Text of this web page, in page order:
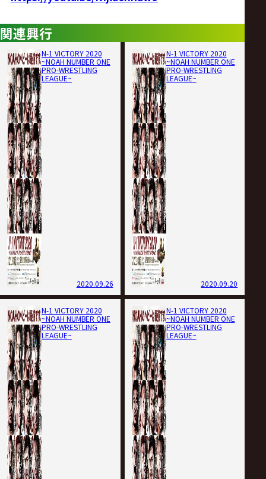
ト
関連興行
N-1 VICTORY 2020
~NOAH NUMBER ONE
PRO-WRESTLING
LEAGUE~
2020.09.26
N-1 VICTORY 2020
~NOAH NUMBER ONE
PRO-WRESTLING
LEAGUE~
2020.09.20
N-1 VICTORY 2020
~NOAH NUMBER ONE
PRO-WRESTLING
LEAGUE~
N-1 VICTORY 2020
~NOAH NUMBER ONE
PRO-WRESTLING
LEAGUE~